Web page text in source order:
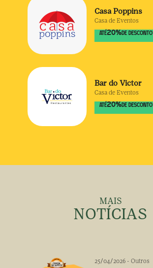
Casa Poppins
Casa de Eventos
ATÉ20% DE DESCONTO
Bar do Victor
Casa de Eventos
ATÉ20% DE DESCONTO
MAIS
NOTÍCIAS
25/04/2026 - Outros